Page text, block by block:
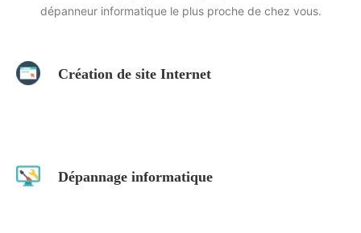
Rechercher
dépanneur informatique le plus proche de chez vous.
Création de site Internet
Dépannage informatique